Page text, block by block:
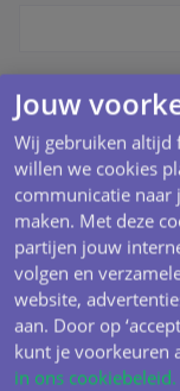
Jouw
Wij gebruiken altijd
willen we cookies
communicatie
maken. Met deze
partijen jouw
volgen en
website,
aan. Door op
kunt je voorkeuren
in ons cookiebeleid.
Tussenvoegsel:
Achternaam: *
Postcode: *